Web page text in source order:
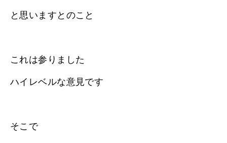
と思いますとのこと
これは参りました
ハイレベルな意見です
そこで